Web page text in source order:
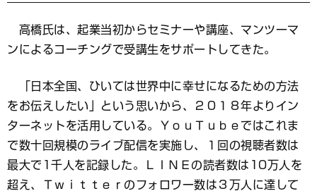
高橋氏は、起業当初からセミナーや講座、マンツーマ
ンによるコーチングで受講生をサポートしてきた。
「日本全国、ひいては世界中に幸せになるための方法
をお伝えしたい」という思いから、２０１８年よりイン
ターネットを活用している。ＹｏｕＴｕｂｅではこれま
で数十回規模のライブ配信を実施し、１回の視聴者数は
最大で1千人を記録した。ＬＩＮＥの読者数は10万人を
超え、Ｔｗｉｔｔｅｒのフォロワー数は３万人に達して